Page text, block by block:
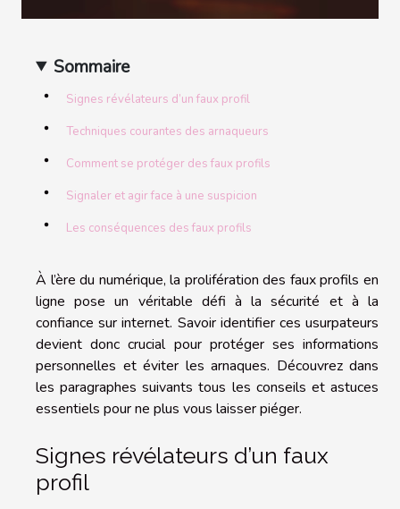
Sommaire
Signes révélateurs d’un faux profil
Techniques courantes des arnaqueurs
Comment se protéger des faux profils
Signaler et agir face à une suspicion
Les conséquences des faux profils
À l’ère du numérique, la prolifération des faux profils en
ligne pose un véritable défi à la sécurité et à la
confiance sur internet. Savoir identifier ces usurpateurs
devient donc crucial pour protéger ses informations
personnelles et éviter les arnaques. Découvrez dans
les paragraphes suivants tous les conseils et astuces
essentiels pour ne plus vous laisser piéger.
Signes révélateurs d’un faux
profil